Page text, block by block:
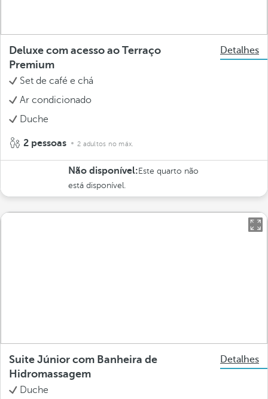
Deluxe com acesso ao Terraço
Premium
Detalhes
Set de café e chá
Ar condicionado
Duche
2 pessoas 2 adultos no máx.
Não disponível: Este quarto não
está disponível.
Suite Júnior com Banheira de
Hidromassagem
Detalhes
Duche